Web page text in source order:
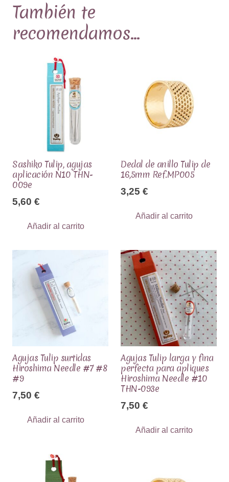
También te
recomendamos…
Sashiko Tulip, agujas
aplicación N10 THN-
009e
5,60 €
Añadir al carrito
Dedal de anillo Tulip de
16,5mm Ref.MP005
3,25 €
Añadir al carrito
Agujas Tulip surtidas
Hiroshima Needle #7 #8
#9
7,50 €
Añadir al carrito
Agujas Tulip larga y fina
perfecta para apliques
Hiroshima Needle #10
THN-093e
7,50 €
Añadir al carrito